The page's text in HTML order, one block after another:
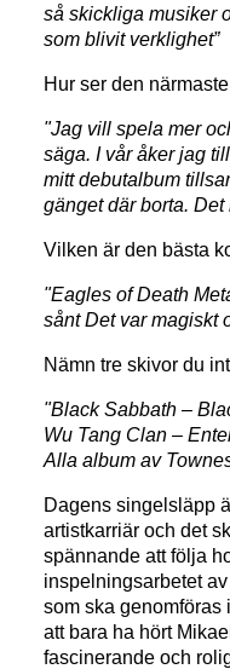
så skickliga musiker
som blivit verklighet”
Hur ser den
"Jag vill spela mer
säga. I vår åker jag
mitt debutalbum
gänget där borta. Det
Vilken är den bästa
"Eagles of Death
sånt Det var magiskt
Nämn tre skivor du
"Black Sabbath –
Wu Tang Clan –
Alla album av
Dagens singelsläpp
artistkarriär och det
spännande att följa
inspelningsarbetet
som ska genomföras
att bara ha hört
fascinerande och